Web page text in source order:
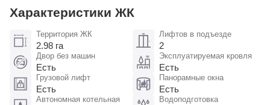
Характеристики ЖК
Территория ЖК
2.98 га
Лифтов в подъезде
2
Двор без машин
Есть
Эксплуатируемая кровля
Есть
Грузовой лифт
Есть
Панорамные окна
Есть
Автономная котельная Водоподготовка